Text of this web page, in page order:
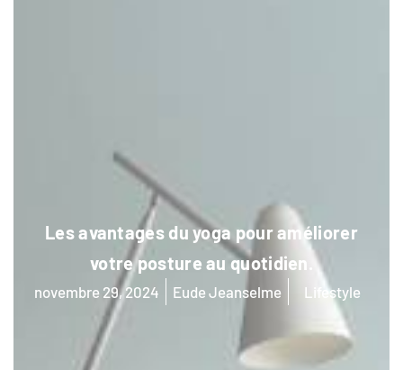
Les avantages du yoga pour améliorer
votre posture au quotidien.
novembre 29, 2024 Eude Jeanselme Lifestyle